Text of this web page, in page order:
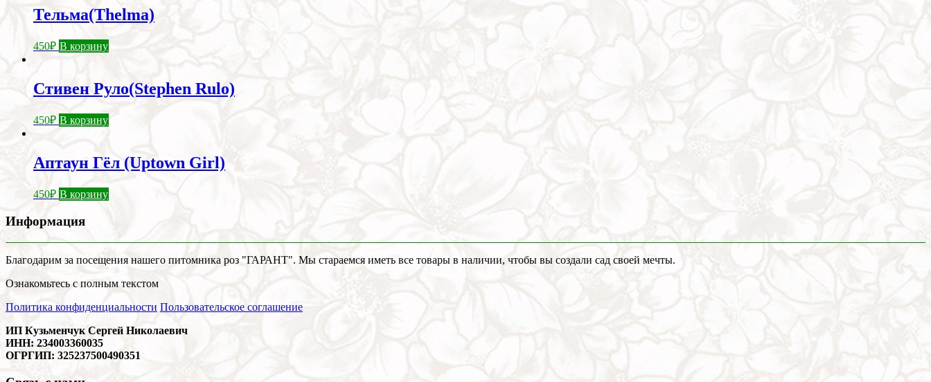
Тельма(Thelma)
450₽ В корзину
Стивен Руло(Stephen Rulo)
450₽ В корзину
Аптаун Гёл (Uptown Girl)
450₽ В корзину
Информация
Благодарим за посещения нашего питомника роз "ГАРАНТ". Мы стараемся иметь все товары в наличии, чтобы вы создали сад своей мечты.
Ознакомьтесь с полным текстом
Политика конфиденциальности Пользовательское соглашение
ИП Кузьменчук Сергей Николаевич
ИНН: 234003360035
ОГРГИП: 325237500490351